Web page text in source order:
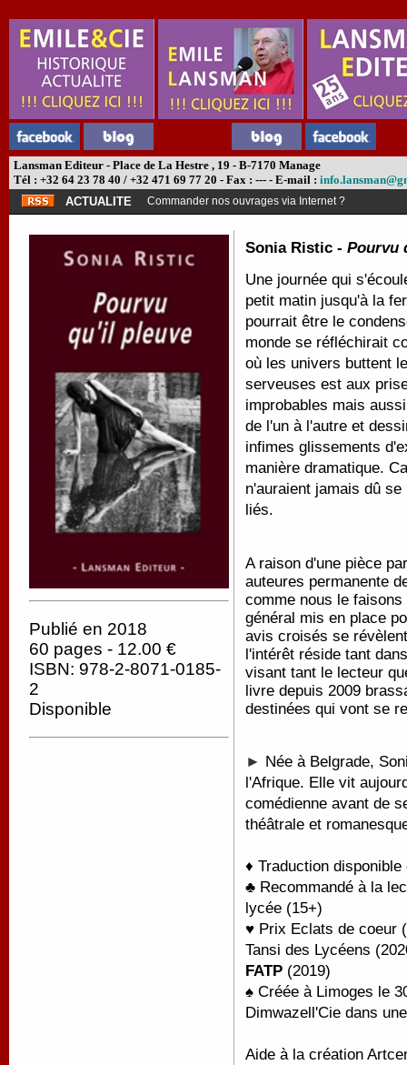
Lansman Editeur - Place de La Hestre , 19 - B-7170 Manage
Tél : +32 64 23 78 40 / +32 471 69 77 20 - Fax : --- - E-mail :
ACTUALITE
Commander nos ouvrages via Internet ?
Publié en 2018
60 pages - 12.00 €
ISBN: 978-2-8071-0185-
2
Disponible
Sonia Ristic - Pourvu
Une journée qui
petit matin jusqu'à la
pourrait être le
monde se réfléchirait
où les univers buttent
serveuses est aux
improbables mais
de l'un à l'autre et
infimes glissements
manière dramatique.
n'auraient jamais dû
liés.
A raison d'une pièce
auteures permanente
comme nous le
général mis en place
avis croisés se
l'intérêt réside tant
visant tant le lecteur
livre depuis 2009
destinées qui vont se
► Née à Belgrade,
l'Afrique. Elle vit
comédienne avant de
théâtrale et
♦ Traduction
♣ Recommandé à la
lycée (15+)
♥ Prix Eclats de coeur
Tansi des Lycéens
FATP (2019)
♠ Créée à Limoges le
Dimwazell'Cie dans
Aide à la création